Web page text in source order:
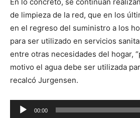
de limpieza de la red, que en los
en el regreso del suministro a los
para ser utilizado en servicios
entre otras necesidades del hogar,
motivo el agua debe ser utilizada
recalcó Jurgensen.
Reproductor
00:00